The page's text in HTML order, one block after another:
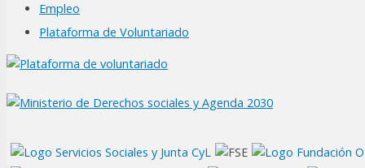
Empleo
Plataforma de Voluntariado